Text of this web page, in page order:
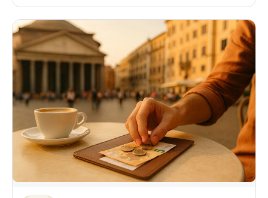
lugares para una velada mágica en 2026.